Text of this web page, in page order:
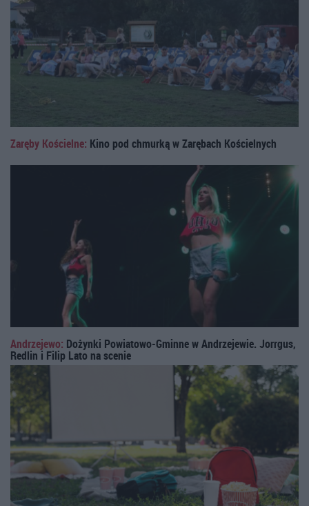
Zaręby Kościelne: Kino pod chmurką w Zarębach Kościelnych
Andrzejewo: Dożynki Powiatowo-Gminne w Andrzejewie. Jorrgus,
Redlin i Filip Lato na scenie